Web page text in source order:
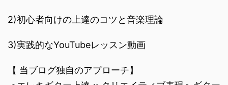
2)初心者向けの上達のコツと音楽理論
3)実践的なYouTubeレッスン動画
【 当ブログ独自のアプローチ】